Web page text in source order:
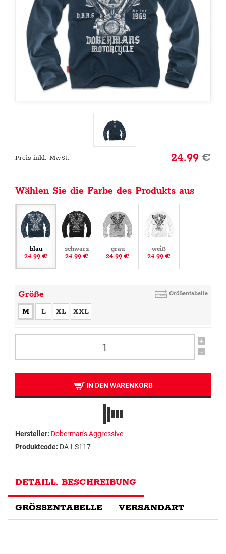
Preis inkl. MwSt. 24.99€
Wählen Sie die Farbe des Produkts aus
blau
24.99 €
schwarz
24.99 €
grau
24.99 €
weiß
24.99 €
Größe Größentabelle
M L XL XXL
+
-
IN DEN WARENKORB
Hersteller: Doberman's Aggressive
Produktcode: DA-LS117
DETAILL. BESCHREIBUNG
GRÖSSENTABELLE VERSANDART